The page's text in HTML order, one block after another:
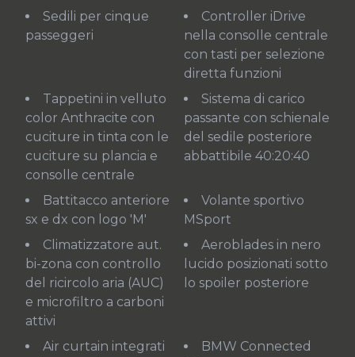
Sedili per cinque
passeggeri
Controller iDrive
nella consolle centrale
con tasti per selezione
diretta funzioni
Tappetini in velluto
color Anthracite con
cuciture in tinta con le
cuciture su plancia e
consolle centrale
Sistema di carico
passante con schienale
del sedile posteriore
abbattibile 40:20:40
Battitacco anteriore
sx e dx con logo 'M'
Volante sportivo
MSport
Climatizzatore aut.
bi-zona con controllo
del ricircolo aria (AUC)
e microfiltro a carboni
attivi
Aeroblades in nero
lucido posizionati sotto
lo spoiler posteriore
Air curtain integrati
BMW Connected